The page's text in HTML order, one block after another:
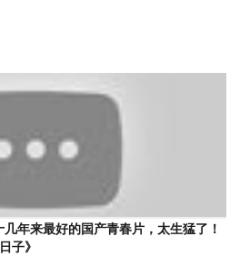
几年来最好的国产青春片，太生猛了！
子》